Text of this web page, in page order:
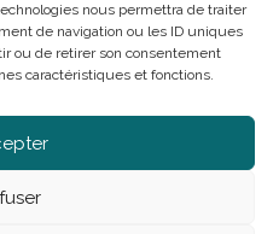
nous permettra de traiter
de navigation ou les ID uniques
ou de retirer son consentement
caractéristiques et fonctions.